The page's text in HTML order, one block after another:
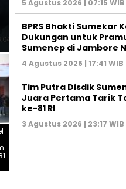
Tarik
5 Agustus 2026 | 07:15 WIB
BPRS Bhakti Sumekar
Dukungan untuk
Sumenep di Jambore
4 Agustus 2026 | 17:41 WIB
Tim Putra Disdik
Juara Pertama Tarik
ke-81 RI
3 Agustus 2026 | 23:17 WIB